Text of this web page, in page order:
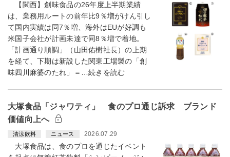
【関西】創味食品の26年度上半期業績
は、業務用ルートの前年比9％増がけん引し
て国内実績は同7％増、海外はEUが好調も
米国子会社が計画未達で同8％増で着地。
「計画通り順調」（山田佑樹社長）の上期
を経て、下期は新設した関東工場製の「創
味四川麻婆のたれ」＝…続きを読む
大塚食品「ジャワティ」 食のプロ通じ訴求 ブランド
価値向上へ
清涼飲料 ニュース 2026.07.29
大塚食品は、食のプロを通じたイベント